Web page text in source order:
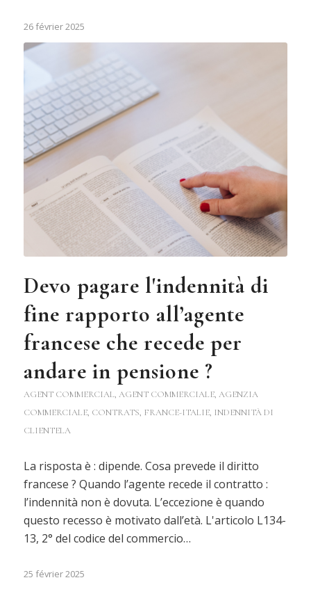
26 février 2025
Devo pagare l'indennità di
fine rapporto all’agente
francese che recede per
andare in pensione ?
AGENT COMMERCIAL, AGENT COMMERCIALE, AGENZIA
COMMERCIALE, CONTRATS, FRANCE-ITALIE, INDENNITÀ DI
CLIENTELA
La risposta è : dipende. Cosa prevede il diritto
francese ? Quando l’agente recede il contratto :
l’indennità non è dovuta. L’eccezione è quando
questo recesso è motivato dall’età. L'articolo L134-
13, 2° del codice del commercio…
25 février 2025